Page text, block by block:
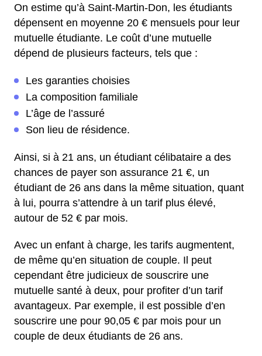
On estime qu’à Saint-Martin-Don, les étudiants
dépensent en moyenne 20 € mensuels pour leur
mutuelle étudiante. Le coût d’une mutuelle
dépend de plusieurs facteurs, tels que :
Les garanties choisies
La composition familiale
L’âge de l’assuré
Son lieu de résidence.
Ainsi, si à 21 ans, un étudiant célibataire a des
chances de payer son assurance 21 €, un
étudiant de 26 ans dans la même situation, quant
à lui, pourra s’attendre à un tarif plus élevé,
autour de 52 € par mois.
Avec un enfant à charge, les tarifs augmentent,
de même qu’en situation de couple. Il peut
cependant être judicieux de souscrire une
mutuelle santé à deux, pour profiter d’un tarif
avantageux. Par exemple, il est possible d’en
souscrire une pour 90,05 € par mois pour un
couple de deux étudiants de 26 ans.